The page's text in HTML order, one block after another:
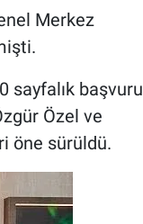
Merkez
sayfalık başvuru
Özel ve
öne sürüldü.